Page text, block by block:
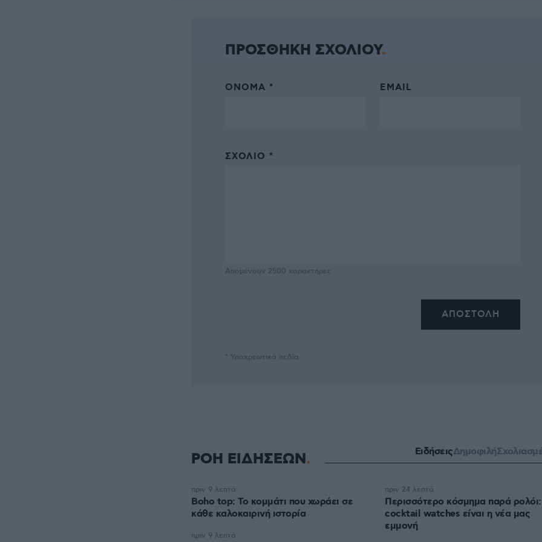
ΠΡΟΣΘΗΚΗ ΣΧΟΛΙΟΥ
ΌΝΟΜΑ * EMAIL
ΣΧΌΛΙΟ *
Απομένουν 2500 χαρακτήρες
* Υποχρεωτικά πεδία
ΡΟΗ ΕΙΔΗΣΕΩΝ ΕιδήσειςΔημοφιλή
Boho top: Το κομμάτι που χωράει σε
κάθε καλοκαιρινή ιστορία
πριν 9 λεπτά
πριν 9 λεπτά
Περισσότερο κόσμημα παρά
cocktail watches είναι η νέα μας
εμμονή
πριν 24 λεπτά